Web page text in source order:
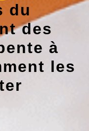
du
des
à
les